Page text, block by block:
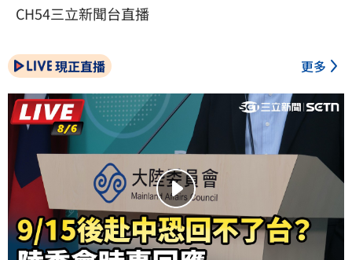
CH54三立新聞台直播
現正直播 更多